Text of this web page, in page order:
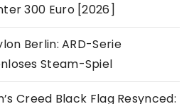
300 Euro [2026]
Berlin: ARD-Serie
Steam-Spiel
Creed Black Flag Resynced: